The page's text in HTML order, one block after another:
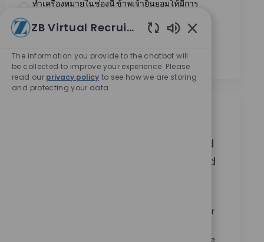
ทำเครื่องหมายในช่องนี้ ข้าพเจ้ายินยอมให้มีการ
วัตถุประสงค์ในการสรรหาบุคลากร ตามที่ระบุไว้ใน
Sales Representative (m/w/d) Knie- und
Hüftendoprothetik - Zentraldeutschland
Wir suchen einen engagierten Vertriebsmitarbeiter
ZB Virtual Recruiter
The information you provide to the chatbot will
be collected to improve your experience. Please
read our privacy policy to see how we are storing
and protecting your data